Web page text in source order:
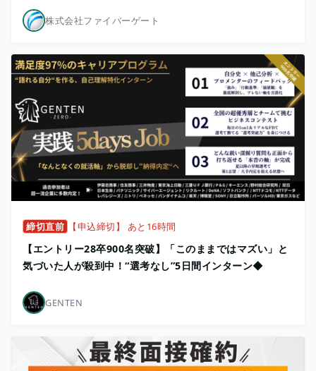
株式会社ファイバーゲート
締切直前 【申込締切】 あと16時間
【エントリー28卒900名突破】「このままではマズい」と
気づいた人が殺到中！“選考なし”5日間インターン◆
GENTEN